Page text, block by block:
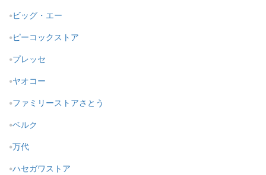
ビッグ・エー
ピーコックストア
プレッセ
ヤオコー
ファミリーストアさとう
ベルク
万代
ハセガワストア